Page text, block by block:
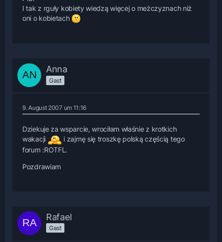
I tak z rguły kobiety wiedzą więcej o meżczyznach niż
oni o kobietach
Anna
Gast
9. August 2007 um 11:16
Dziekuje za wsparcie, wrociłam właśnie z krotkich
wakacji
i zajmę się troszkę polską częścią tego
forum :ROTFL.
Pozdrawiam
Rafael
Gast